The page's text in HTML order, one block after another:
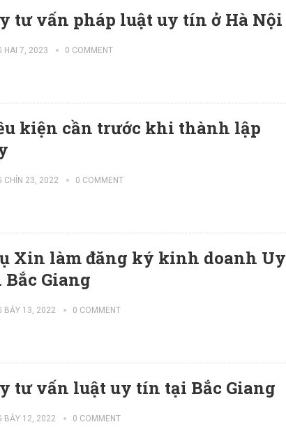
tư vấn pháp luật uy tín ở Hà Nội
HAI 7, 2023 0 COMMENT
kiện cần trước khi thành lập
CHÍN 23, 2022 0 COMMENT
Xin làm đăng ký kinh doanh Uy
Giang
BẢY 13, 2022 0 COMMENT
tư vấn luật uy tín tại Bắc Giang
BẢY 12, 2022 0 COMMENT